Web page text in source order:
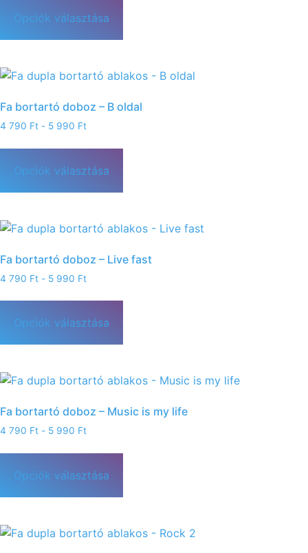
Opciók választása
Fa bortartó doboz – B oldal
4 790 Ft - 5 990 Ft
Opciók választása
Fa bortartó doboz – Live fast
4 790 Ft - 5 990 Ft
Opciók választása
Fa bortartó doboz – Music is my life
4 790 Ft - 5 990 Ft
Opciók választása